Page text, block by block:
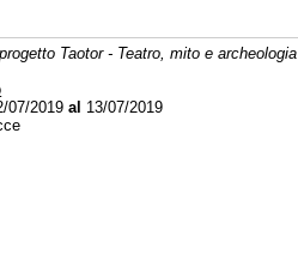
Taotor - Teatro, mito e archeologia
07/2019al 13/07/2019